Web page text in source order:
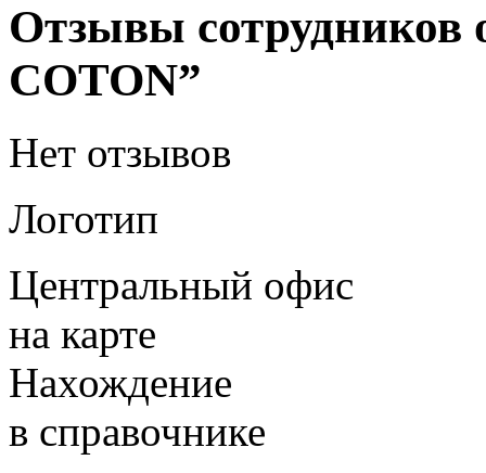
Отзывы сотрудников
COTON”
Нет отзывов
Логотип
Центральный офис
на карте
Нахождение
в справочнике